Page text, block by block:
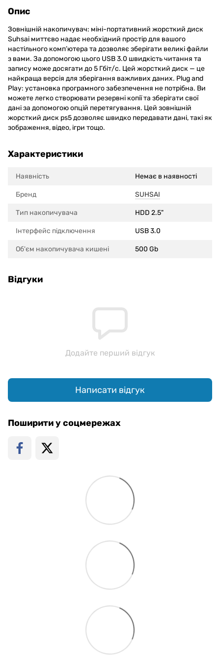
Опис
Зовнішній накопичувач: міні-портативний жорсткий диск
Suhsai миттєво надає необхідний простір для вашого
настільного комп’ютера та дозволяє зберігати великі файли
з вами. За допомогою цього USB 3.0 швидкість читання та
запису може досягати до 5 Гбіт/с. Цей жорсткий диск — це
найкраща версія для зберігання важливих даних. Plug and
Play: установка програмного забезпечення не потрібна. Ви
можете легко створювати резервні копії та зберігати свої
дані за допомогою опцій перетягування. Цей зовнішній
жорсткий диск ps5 дозволяє швидко передавати дані, такі як
зображення, відео, ігри тощо.
Характеристики
Наявність Немає в наявності
Бренд SUHSAI
Тип накопичувача HDD 2.5"
Інтерфейс підключення USB 3.0
Об'єм накопичувача кишені 500 Gb
Відгуки
Додайте перший відгук
Написати відгук
Поширити у соцмережах